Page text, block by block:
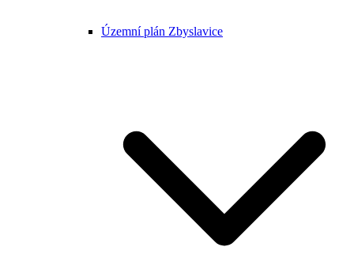
Územní plán Zbyslavice